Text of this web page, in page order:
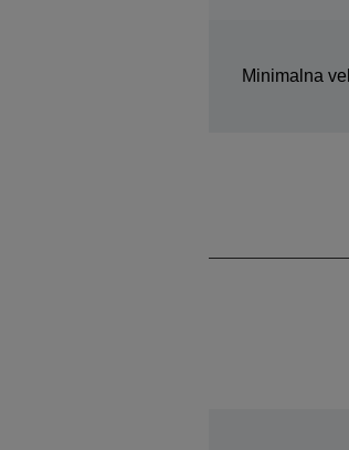
Minimalna